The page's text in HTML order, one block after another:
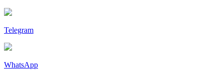
Telegram
WhatsApp